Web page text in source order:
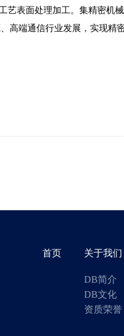
表面处理加工。集精密机
高端通信行业发展，实现精
首页 关于我们
DB简介
DB文化
资质荣誉